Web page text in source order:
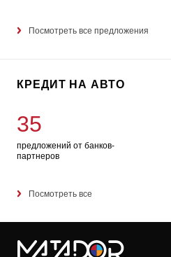
Посмотреть все предложения
КРЕДИТ НА АВТО
35
предложений от банков-
партнеров
Посмотреть все